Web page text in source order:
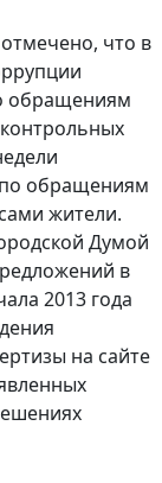
что в
обращениям
обращениям
жители.
Думой
в
2013 года
на сайте